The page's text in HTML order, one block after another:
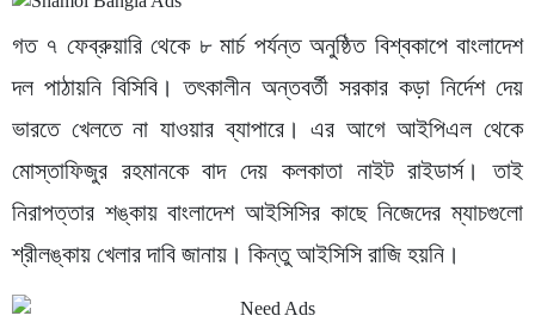
গত ৭ ফেব্রুয়ারি থেকে ৮ মার্চ পর্যন্ত অনুষ্ঠিত বিশ্বকাপে বাংলাদেশ
দল পাঠায়নি বিসিবি। তৎকালীন অন্তবর্তী সরকার কড়া নির্দেশ দেয়
ভারতে খেলতে না যাওয়ার ব্যাপারে। এর আগে আইপিএল থেকে
মোস্তাফিজুর রহমানকে বাদ দেয় কলকাতা নাইট রাইডার্স। তাই
নিরাপত্তার শঙ্কায় বাংলাদেশ আইসিসির কাছে নিজেদের ম্যাচগুলো
শ্রীলঙ্কায় খেলার দাবি জানায়। কিন্তু আইসিসি রাজি হয়নি।